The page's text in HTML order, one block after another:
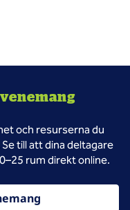
och resurserna du
till att dina deltagare
rum direkt online.